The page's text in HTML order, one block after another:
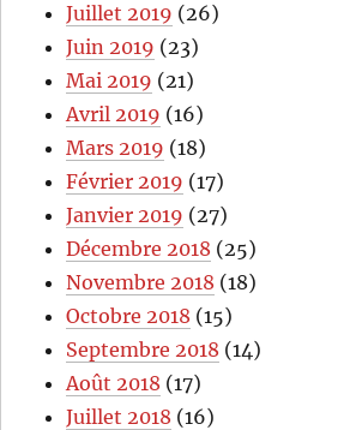
Juillet 2019 (26)
Juin 2019 (23)
Mai 2019 (21)
Avril 2019 (16)
Mars 2019 (18)
Février 2019 (17)
Janvier 2019 (27)
Décembre 2018 (25)
Novembre 2018 (18)
Octobre 2018 (15)
Septembre 2018 (14)
Août 2018 (17)
Juillet 2018 (16)